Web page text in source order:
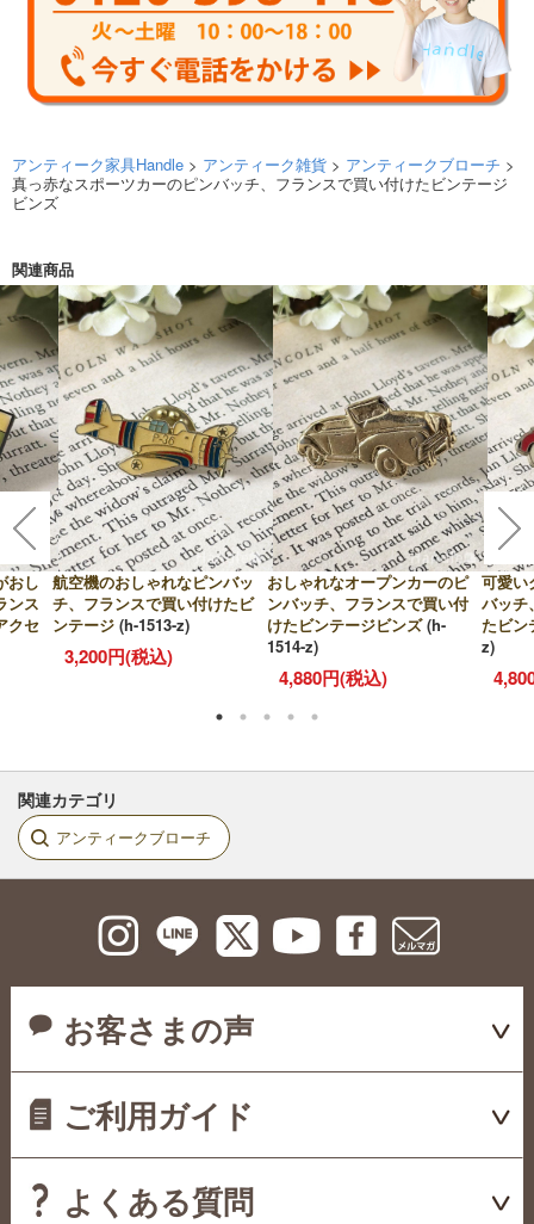
アンティーク家具Handle > アンティーク雑貨 > アンティークブローチ >
真っ赤なスポーツカーのピンバッチ、フランスで買い付けたビンテージ
ビンズ
関連商品
おし
ンス
クセ
航空機のおしゃれなピンバッ
チ、フランスで買い付けたビ
ンテージ (h-1513-z)
3,200円(税込)
おしゃれなオープンカーのピ
ンバッチ、フランスで買い付
けたビンテージビンズ (h-
1514-z)
4,880円(税込)
可愛い
バッチ
たビン
z)
関連カテゴリ
アンティークブローチ
お客さまの声
ご利用ガイド
よくある質問